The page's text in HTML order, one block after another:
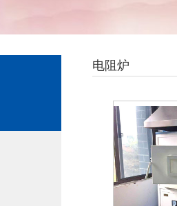
电阻炉